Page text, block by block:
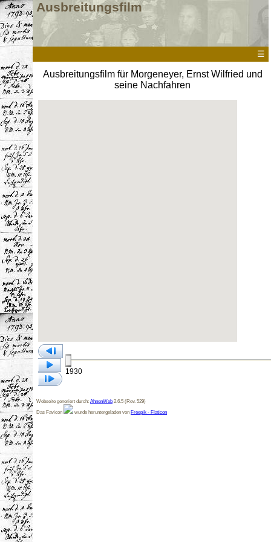
Ausbreitungsfilm
☰
Ausbreitungsfilm für Morgeneyer, Ernst Wilfried und
seine Nachfahren
1930
Webseite generiert durch: AhnenWeb 2.6.5 (Rev. 529)
Das Favicon
wurde heruntergeladen von Freepik - Flaticon